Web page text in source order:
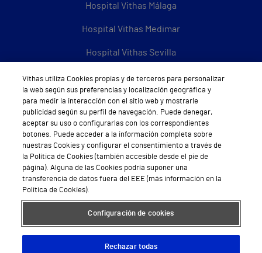
Hospital Vithas Málaga
Hospital Vithas Medimar
Hospital Vithas Sevilla
Hospital Vithas Tenerife
Hospital Vithas Valencia 9 de Octubre
Hospital Vithas Valencia Consuelo
Hospital Vithas Vigo
Hospital Vithas Valencia Turia
Hospital Vithas Vitoria
Hospital Vithas Xanit Internacional (Benalmádena)
Vithas utiliza Cookies propias y de terceros para personalizar
la web según sus preferencias y localización geográfica y
para medir la interacción con el sitio web y mostrarle
publicidad según su perfil de navegación. Puede denegar,
aceptar su uso o configurarlas con los correspondientes
botones. Puede acceder a la información completa sobre
nuestras Cookies y configurar el consentimiento a través de
la Política de Cookies (también accesible desde el pie de
página). Alguna de las Cookies podría suponer una
transferencia de datos fuera del EEE (más información en la
Política de Cookies).
Configuración de cookies
Rechazar todas